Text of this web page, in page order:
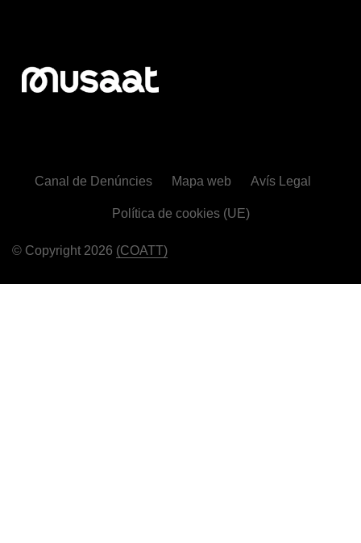
© Copyright 2026 (COATT)
Canal de Denúncies Mapa web Avís Legal
Política de cookies (UE)